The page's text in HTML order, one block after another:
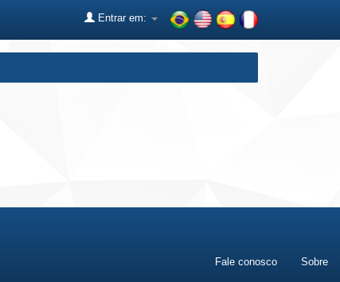
Entrar em:
Fale conosco Sobre